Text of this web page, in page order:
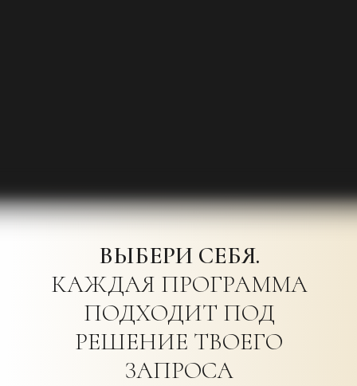
ВЫБЕРИ СЕБЯ.
КАЖДАЯ ПРОГРАММА
ПОДХОДИТ ПОД
РЕШЕНИЕ ТВОЕГО
ЗАПРОСА